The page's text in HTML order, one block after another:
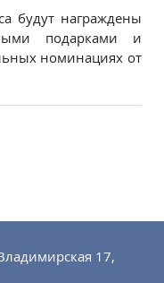
будут награждены
подарками и
номинациях от
17,